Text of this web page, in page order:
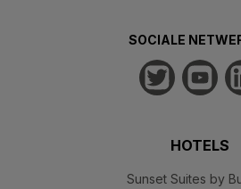
SOCIALE
HOTELS
Sunset Suites by